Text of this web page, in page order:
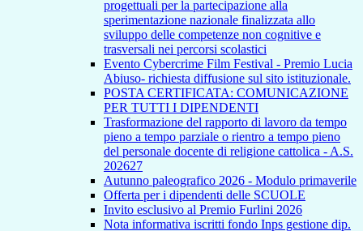
progettuali per la partecipazione alla
sperimentazione nazionale finalizzata allo
sviluppo delle competenze non cognitive e
trasversali nei percorsi scolastici
Evento Cybercrime Film Festival - Premio Lucia
Abiuso- richiesta diffusione sul sito istituzionale.
POSTA CERTIFICATA: COMUNICAZIONE
PER TUTTI I DIPENDENTI
Trasformazione del rapporto di lavoro da tempo
pieno a tempo parziale o rientro a tempo pieno
del personale docente di religione cattolica - A.S.
202627
Autunno paleografico 2026 - Modulo primaverile
Offerta per i dipendenti delle SCUOLE
Invito esclusivo al Premio Furlini 2026
Nota informativa iscritti fondo Inps gestione dip.